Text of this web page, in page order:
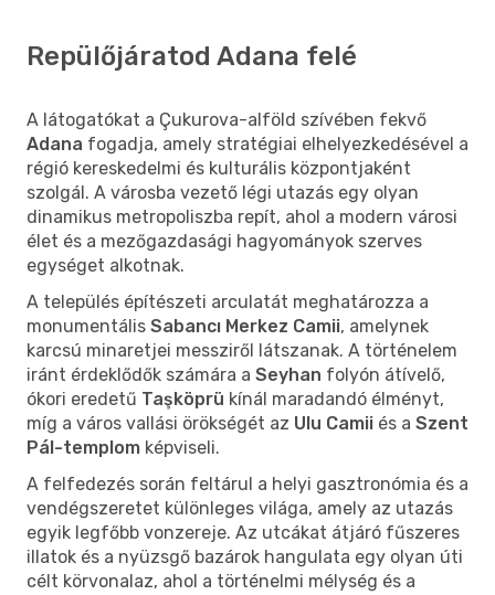
Repülőjáratod Adana felé
A látogatókat a Çukurova-alföld szívében fekvő
Adana fogadja, amely stratégiai elhelyezkedésével a
régió kereskedelmi és kulturális központjaként
szolgál. A városba vezető légi utazás egy olyan
dinamikus metropoliszba repít, ahol a modern városi
élet és a mezőgazdasági hagyományok szerves
egységet alkotnak.
A település építészeti arculatát meghatározza a
monumentális Sabancı Merkez Camii, amelynek
karcsú minaretjei messziről látszanak. A történelem
iránt érdeklődők számára a Seyhan folyón átívelő,
ókori eredetű Taşköprü kínál maradandó élményt,
míg a város vallási örökségét az Ulu Camii és a Szent
Pál-templom képviseli.
A felfedezés során feltárul a helyi gasztronómia és a
vendégszeretet különleges világa, amely az utazás
egyik legfőbb vonzereje. Az utcákat átjáró fűszeres
illatok és a nyüzsgő bazárok hangulata egy olyan úti
célt körvonalaz, ahol a történelmi mélység és a